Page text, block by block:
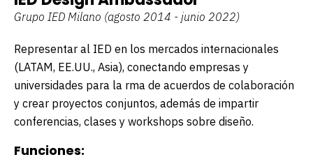
Grupo IED Milano (agosto 2014 - junio 2022)
Representar al IED en los mercados internacionales
(LATAM, EE.UU., Asia), conectando empresas y
universidades para la firma de acuerdos de colaboración
y crear proyectos conjuntos, además de impartir
conferencias, clases y workshops sobre diseño.
Funciones: